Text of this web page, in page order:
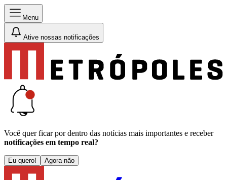
Menu
Ative nossas notificações
Você quer ficar por dentro das notícias mais importantes e receber
notificações em tempo real?
Eu quero! Agora não